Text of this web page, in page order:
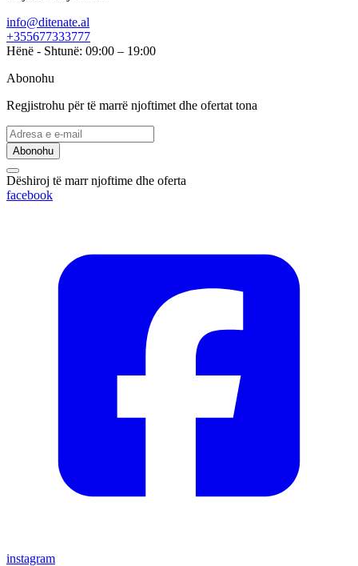
info@ditenate.al
+355677333777
Hënë - Shtunë: 09:00 – 19:00
Abonohu
Regjistrohu për të marrë njoftimet dhe ofertat tona
Abonohu
Dëshiroj të marr njoftime dhe oferta
facebook
instagram